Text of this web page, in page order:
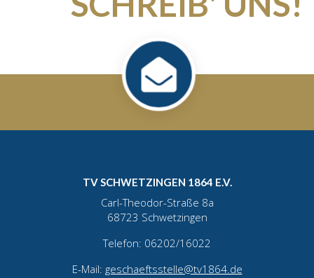
TV SCHWETZINGEN 1864 E.V.
Carl-Theodor-Straße 8a
68723 Schwetzingen
Telefon: 06202/16022
E-Mail: geschaeftsstelle@tv1864.de